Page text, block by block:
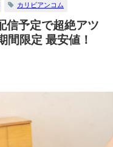
カリビアンコム
信予定で超絶アツ
間限定 最安値！